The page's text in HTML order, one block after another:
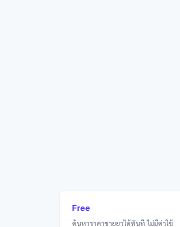
Free
ค้นหาราคาขายยาได้ทันที ไม่มีค่าใช้